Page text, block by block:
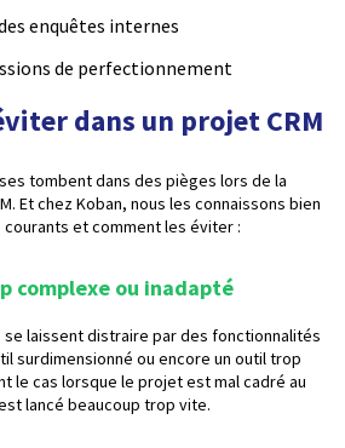
enquêtes internes
de perfectionnement
dans un projet CRM
tombent dans des pièges lors de la
Et chez Koban, nous les connaissons bien
courants et comment les éviter :
complexe ou inadapté
laissent distraire par des fonctionnalités
surdimensionné ou encore un outil trop
le cas lorsque le projet est mal cadré au
lancé beaucoup trop vite.